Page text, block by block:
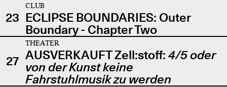
23
CLUB
ECLIPSE BOUNDARIES: Outer
Boundary - Chapter Two
27
THEATER
AUSVERKAUFT Zell:stoff: 4/5 oder
von der Kunst keine
Fahrstuhlmusik zu werden